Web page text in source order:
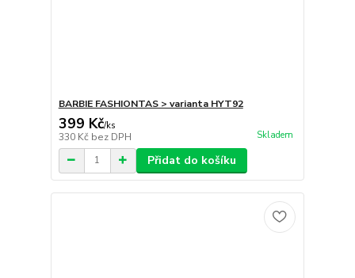
BARBIE FASHIONTAS > varianta HYT92
399 Kč/ks
330 Kč bez DPH Skladem
Přidat do košíku